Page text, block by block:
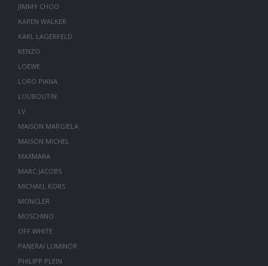
JIMMY CHOO
KAREN WALKER
KARL LAGERFELD
KENZO
LOEWE
LORO PIANA
LOUBOUTIN
LV
MAISON MARGIELA
MAISON MICHEL
MAXMARA
MARC JACOBS
MICHAEL KORS
MONCLER
MOSCHINO
OFF WHITE
PANERAI LUMINOR
PHILIPP PLEIN